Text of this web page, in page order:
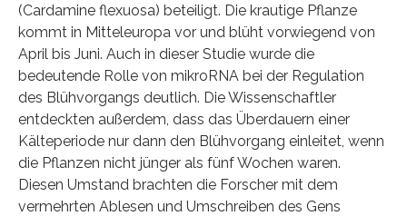
(Cardamine flexuosa) beteiligt. Die krautige Pflanze
kommt in Mitteleuropa vor und blüht vorwiegend von
April bis Juni. Auch in dieser Studie wurde die
bedeutende Rolle von mikroRNA bei der Regulation
des Blühvorgangs deutlich. Die Wissenschaftler
entdeckten außerdem, dass das Überdauern einer
Kälteperiode nur dann den Blühvorgang einleitet, wenn
die Pflanzen nicht jünger als fünf Wochen waren.
Diesen Umstand brachten die Forscher mit dem
vermehrten Ablesen und Umschreiben des Gens